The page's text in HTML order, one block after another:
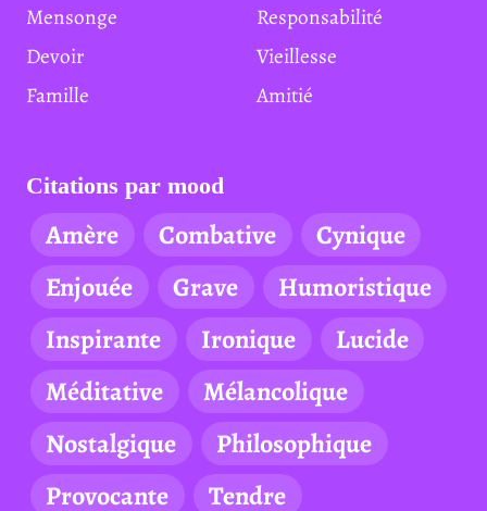
Mensonge
Responsabilité
Devoir
Vieillesse
Famille
Amitié
Citations par mood
Amère Combative
Cynique
Enjouée
Grave
Humoristique
Inspirante
Ironique
Lucide
Méditative
Mélancolique
Nostalgique
Philosophique
Provocante
Tendre